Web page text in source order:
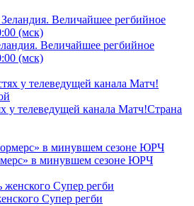
Величайшее регбийное
(мск)
у телеведущей канала Матч!Страна
в минувшем сезоне ЮРЧ
Супер регби